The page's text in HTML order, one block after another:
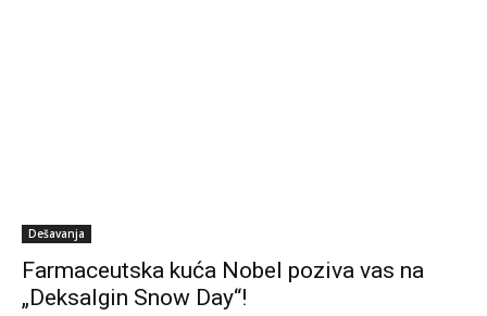
Dešavanja
Farmaceutska kuća Nobel poziva vas na
„Deksalgin Snow Day“!